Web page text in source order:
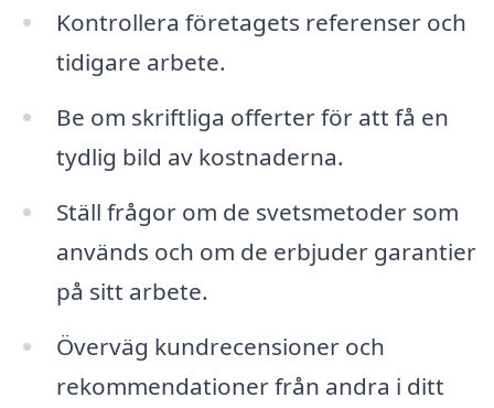
Kontrollera företagets referenser och
tidigare arbete.
Be om skriftliga offerter för att få en
tydlig bild av kostnaderna.
Ställ frågor om de svetsmetoder som
används och om de erbjuder garantier
på sitt arbete.
Överväg kundrecensioner och
rekommendationer från andra i ditt